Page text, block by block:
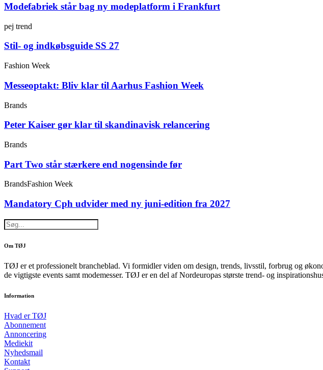
Modefabriek står bag ny modeplatform i Frankfurt
pej trend
Stil- og indkøbsguide SS 27
Fashion Week
Messeoptakt: Bliv klar til Aarhus Fashion Week
Brands
Peter Kaiser gør klar til skandinavisk relancering
Brands
Part Two står stærkere end nogensinde før
BrandsFashion Week
Mandatory Cph udvider med ny juni-edition fra 2027
Om TØJ
TØJ er et professionelt brancheblad. Vi formidler viden om design, trends, livsstil, forbrug og
de vigtigste events samt modemesser. TØJ er en del af Nordeuropas største trend- og
Information
Hvad er TØJ
Abonnement
Annoncering
Mediekit
Nyhedsmail
Kontakt